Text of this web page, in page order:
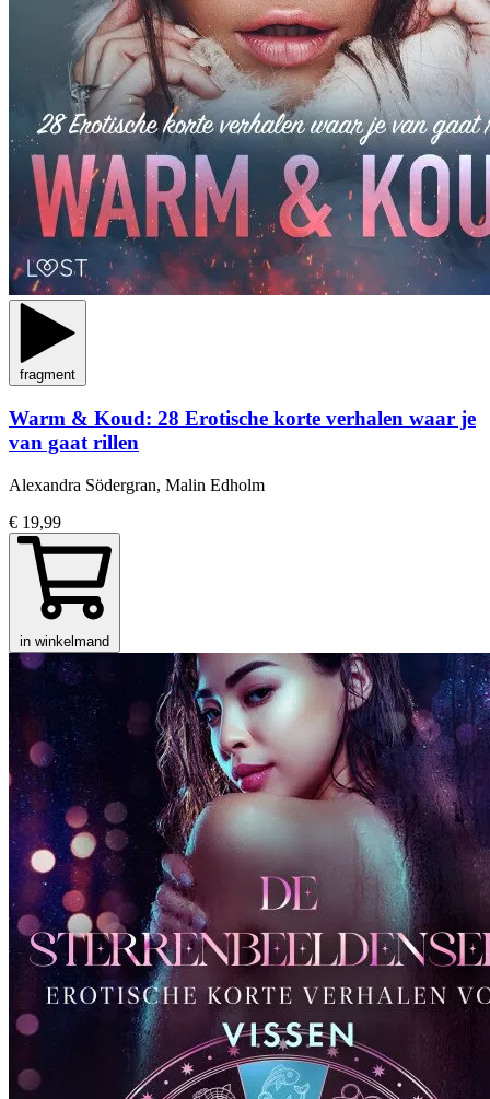
fragment
Warm & Koud: 28 Erotische korte verhalen waar je
van gaat rillen
Alexandra Södergran, Malin Edholm
€ 19,99
in winkelmand